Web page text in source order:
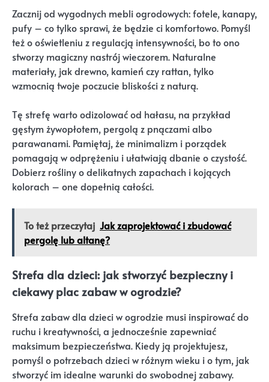
Zacznij od wygodnych mebli ogrodowych: fotele, kanapy,
pufy – co tylko sprawi, że będzie ci komfortowo. Pomyśl
też o oświetleniu z regulacją intensywności, bo to ono
stworzy magiczny nastrój wieczorem. Naturalne
materiały, jak drewno, kamień czy rattan, tylko
wzmocnią twoje poczucie bliskości z naturą.
Tę strefę warto odizolować od hałasu, na przykład
gęstym żywopłotem, pergolą z pnączami albo
parawanami. Pamiętaj, że minimalizm i porządek
pomagają w odprężeniu i ułatwiają dbanie o czystość.
Dobierz rośliny o delikatnych zapachach i kojących
kolorach – one dopełnią całości.
To też przeczytaj Jak zaprojektować i zbudować
pergolę lub altanę?
Strefa dla dzieci: jak stworzyć bezpieczny i
ciekawy plac zabaw w ogrodzie?
Strefa zabaw dla dzieci w ogrodzie musi inspirować do
ruchu i kreatywności, a jednocześnie zapewniać
maksimum bezpieczeństwa. Kiedy ją projektujesz,
pomyśl o potrzebach dzieci w różnym wieku i o tym, jak
stworzyć im idealne warunki do swobodnej zabawy.